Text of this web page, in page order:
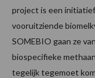
project is een
vooruitziende
SOMEBIO gaan ze
biospecifieke
tegelijk tegemoet